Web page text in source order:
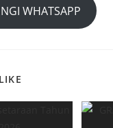
WHATSAPP